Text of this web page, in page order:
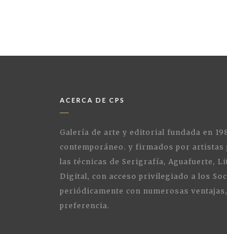
ACERCA DE CPS
Galería de arte y editorial fundada en
contemporáneo. y firmados por artistas
las técnicas de Serigrafía, Aguafuerte,
Digital, con acceso privilegiado a los
periódicamente con numerosas
preferencia.